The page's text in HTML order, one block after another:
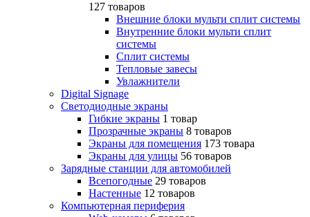
127 товаров
Внешние блоки мульти сплит системы
Внутренние блоки мульти сплит
системы
Сплит системы
Тепловые завесы
Увлажнители
Digital Signage
Светодиодные экраны
Гибкие экраны 1 товар
Прозрачные экраны 8 товаров
Экраны для помещения 173 товара
Экраны для улицы 56 товаров
Зарядные станции для автомобилей
Всепогодные 29 товаров
Настенные 12 товаров
Компьютерная периферия